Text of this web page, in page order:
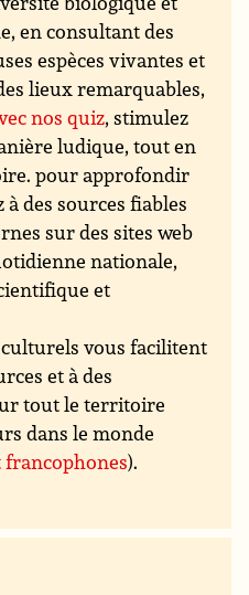
en consultant des
espèces vivantes et
lieux remarquables,
nos quiz, stimulez
ludique, tout en
pour approfondir
à des sources fiables
sur des sites web
nationale,
et
vous facilitent
et à des
tout le territoire
dans le monde
francophones).